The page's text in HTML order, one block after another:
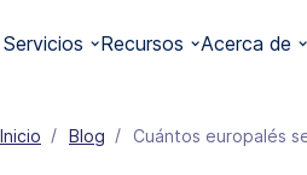
Servicios Recursos Acerca de
Inicio Blog Cuántos europalés